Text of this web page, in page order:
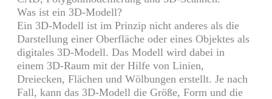
Was ist ein 3D-Modell?
Ein 3D-Modell ist im Prinzip nicht anderes als die
Darstellung einer Oberfläche oder eines Objektes als
digitales 3D-Modell. Das Modell wird dabei in
einem 3D-Raum mit der Hilfe von Linien,
Dreiecken, Flächen und Wölbungen erstellt. Je nach
Fall, kann das 3D-Modell die Größe, Form und die